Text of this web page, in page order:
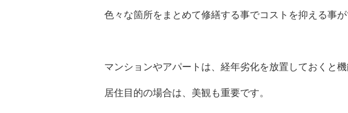
色々な箇所をまとめて修繕する事でコストを抑える事が
マンションやアパートは、経年劣化を放置しておくと
居住目的の場合は、美観も重要です。